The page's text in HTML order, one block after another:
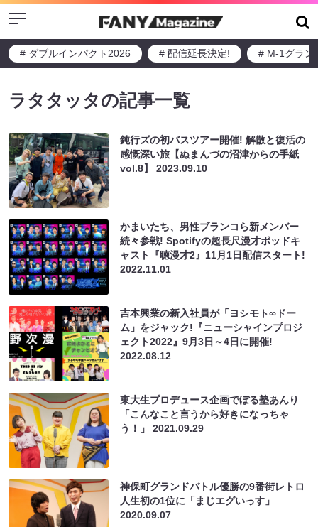
Menu
# ダブルインパクト2026 # 配信延長決定! # M-1グラン
ラタタッタの記事一覧
鈍行ズの初バスツアー開催! 解散と復活の
感慨深い旅【ぬまんづの沼津からの手紙
vol.8】2023.09.10
かまいたち、男性ブランコら新メンバー
続々参戦! Spotifyの超長尺漫才ポッドキ
ャスト『聴漫才2』11月1日配信スタート!
2022.11.01
吉本興業の新入社員が「ヨシモト∞ドー
ム」をジャック!『ニューシャインプロジ
ェクト2022』9月3日～4日に開催!
2022.08.12
東大生プロデュース企画でぼる塾あんり
「こんなこと言うから好きになっちゃ
う！」2021.09.29
神保町グランドバトル優勝の9番街レトロ
人生初の1位に「まじエグいっす」
2020.09.07